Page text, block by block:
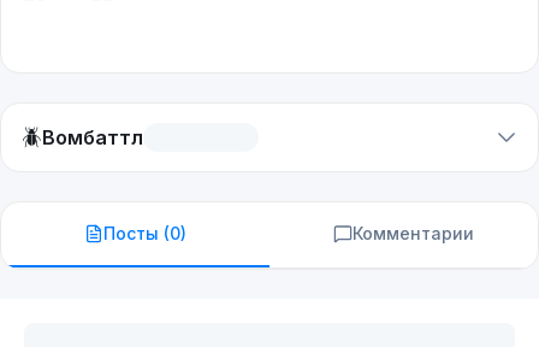
🪲Вомбаттл
Посты (0) Комментарии